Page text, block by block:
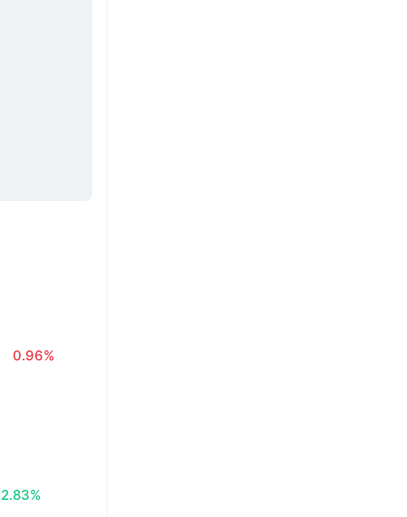
0.96%
2.83%